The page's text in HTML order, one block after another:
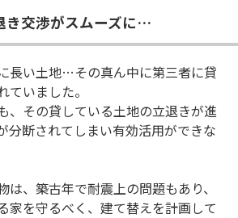
き交渉がスムーズに…
長い土地…その真ん中に第三者に貸
ていました。
、その貸している土地の立退きが進
分断されてしまい有効活用ができな
は、築古年で耐震上の問題もあり、
家を守るべく、建て替えを計画して